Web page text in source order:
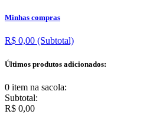
Minhas compras
R$ 0,00 (Subtotal)
Últimos produtos adicionados:
0 item na sacola:
Subtotal:
R$ 0,00